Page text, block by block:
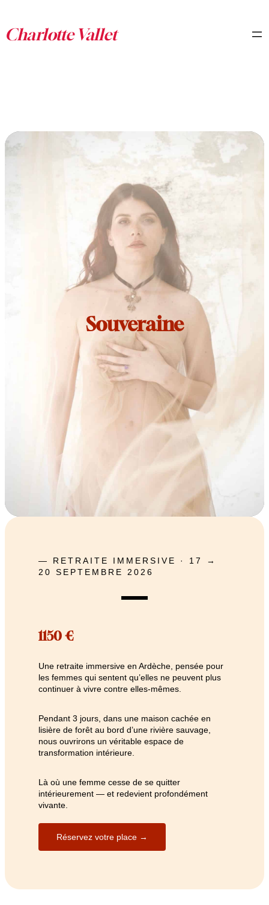
Souveraine
— RETRAITE IMMERSIVE · 17 →
20 SEPTEMBRE 2026
1150 €
Une retraite immersive en Ardèche, pensée pour
les femmes qui sentent qu’elles ne peuvent plus
continuer à vivre contre elles-mêmes.
Pendant 3 jours, dans une maison cachée en
lisière de forêt au bord d’une rivière sauvage,
nous ouvrirons un véritable espace de
transformation intérieure.
Là où une femme cesse de se quitter
intérieurement — et redevient profondément
vivante.
Réservez votre place →